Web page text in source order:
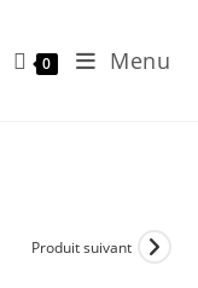
0 Menu
Produit suivant